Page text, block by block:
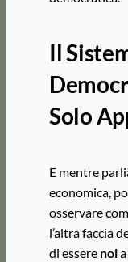
Il
Solo
E mentre
economica,
osservare
l’altra faccia
di essere noia